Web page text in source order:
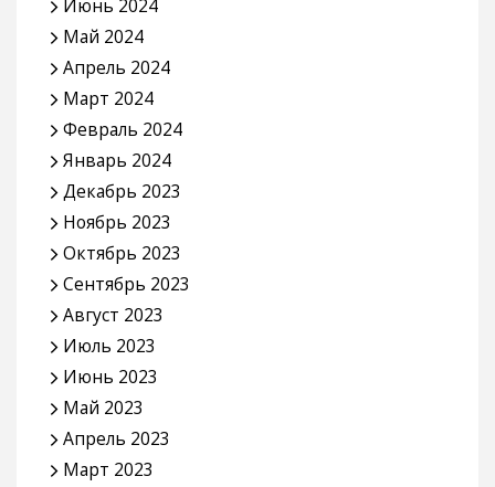
Июнь 2024
Май 2024
Апрель 2024
Март 2024
Февраль 2024
Январь 2024
Декабрь 2023
Ноябрь 2023
Октябрь 2023
Сентябрь 2023
Август 2023
Июль 2023
Июнь 2023
Май 2023
Апрель 2023
Март 2023